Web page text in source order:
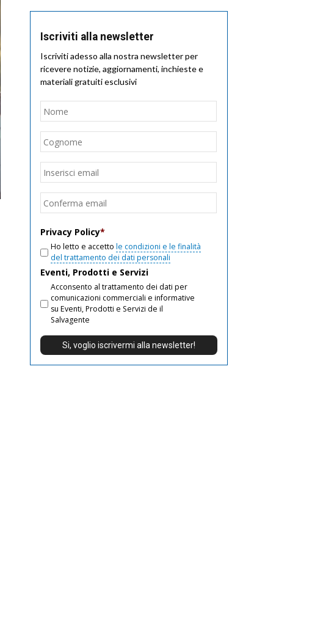
Iscriviti alla newsletter
Iscriviti adesso alla nostra newsletter per
ricevere notizie, aggiornamenti, inchieste e
materiali gratuiti esclusivi
Nome
Email
Privacy Policy*
Ho letto e accetto le condizioni e le finalità
del trattamento dei dati personali
Eventi, Prodotti e Servizi
Acconsento al trattamento dei dati per
comunicazioni commerciali e informative
su Eventi, Prodotti e Servizi de il
Salvagente